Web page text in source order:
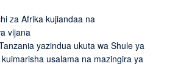
za Afrika kujiandaa na
vijana
yazindua ukuta wa Shule ya
usalama na mazingira ya